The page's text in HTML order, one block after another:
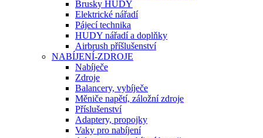
Brusky HUDY
Elektrické nářadí
Pájecí technika
HUDY nářadí a doplňky
Airbrush příšlušenství
NABÍJENÍ-ZDROJE
Nabíječe
Zdroje
Balancery, vybíječe
Měniče napětí, záložní zdroje
Příslušenství
Adaptery, propojky
Vaky pro nabíjení